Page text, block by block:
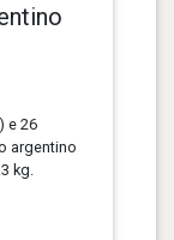
e 26
argentino
kg.